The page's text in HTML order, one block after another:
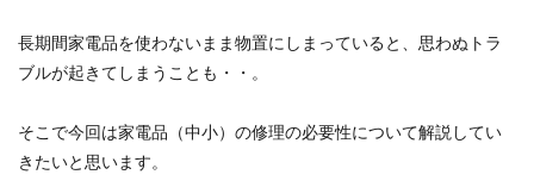
長期間家電品を使わないまま物置にしまっていると、思わぬトラ
ブルが起きてしまうことも・・。
そこで今回は家電品（中小）の修理の必要性について解説してい
きたいと思います。